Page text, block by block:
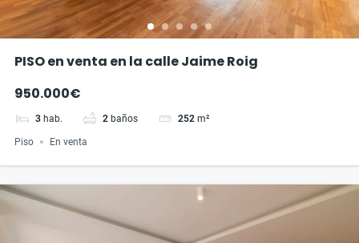
PISO en venta en la calle Jaime Roig
950.000€
3 hab. 2 baños 252 m²
Piso En venta